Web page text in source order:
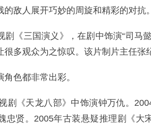
敌人展开巧妙的周旋和精彩的对抗。
剧《三国演义》，在剧中饰演“司马
多观众为之惊叹。该片制片主任张
色都非常出彩。
剧《天龙八部》中饰演钟万仇。
忠贤。2005年古装悬疑推理剧《